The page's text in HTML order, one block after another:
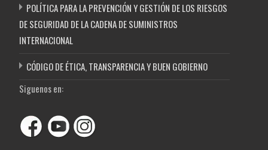
POLÍTICA PARA LA PREVENCIÓN Y GESTIÓN DE LOS RIESGOS
DE SEGURIDAD DE LA CADENA DE SUMINISTROS
INTERNACIONAL
CÓDIGO DE ÉTICA, TRANSPARENCIA Y BUEN GOBIERNO
Siguenos en: